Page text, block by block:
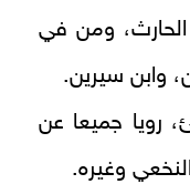
الحارث، ومن في
وابن سيرين.
رويا جميعا عن
وغيره.